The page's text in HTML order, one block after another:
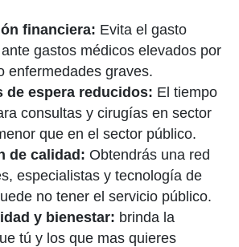
financiera: Evita el gasto
gastos médicos elevados por
enfermedades graves.
de espera reducidos: El tiempo
consultas y cirugías en sector
que en el sector público.
de calidad: Obtendrás una red
especialistas y tecnología de
no tener el servicio público.
y bienestar: brinda la
tú y los que mas quieres